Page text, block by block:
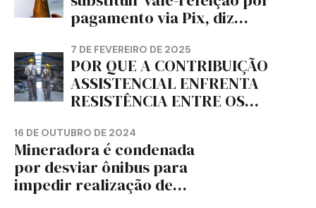
PARANÁ – FETRAPEL-PR
pagamento via Pix, diz
7 DE FEVEREIRO DE 2025
POR QUE A CONTRIBUIÇÃO
ASSISTENCIAL ENFRENTA
RESISTÊNCIA ENTRE OS
16 DE OUTUBRO DE 2024
Mineradora é condenada
por desviar ônibus para
impedir realização de